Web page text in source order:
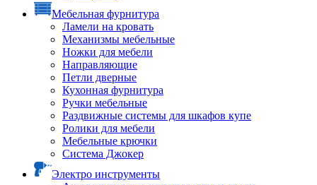
Мебельная фурнитура
Ламели на кровать
Механизмы мебельные
Ножки для мебели
Направляющие
Петли дверные
Кухонная фурнитура
Ручки мебельные
Раздвижные системы для шкафов купе
Ролики для мебели
Мебельные крючки
Система Джокер
Электро инструменты